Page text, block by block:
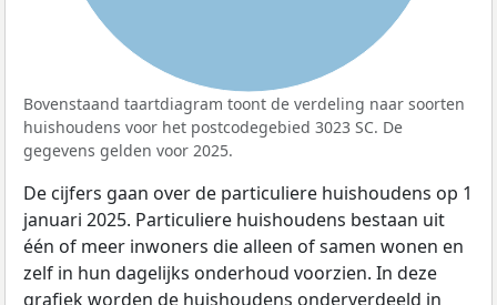
Bovenstaand taartdiagram toont de verdeling naar soorten
huishoudens voor het postcodegebied 3023 SC. De
gegevens gelden voor 2025.
De cijfers gaan over de particuliere huishoudens op 1
januari 2025. Particuliere huishoudens bestaan uit
één of meer inwoners die alleen of samen wonen en
zelf in hun dagelijks onderhoud voorzien. In deze
grafiek worden de huishoudens onderverdeeld in